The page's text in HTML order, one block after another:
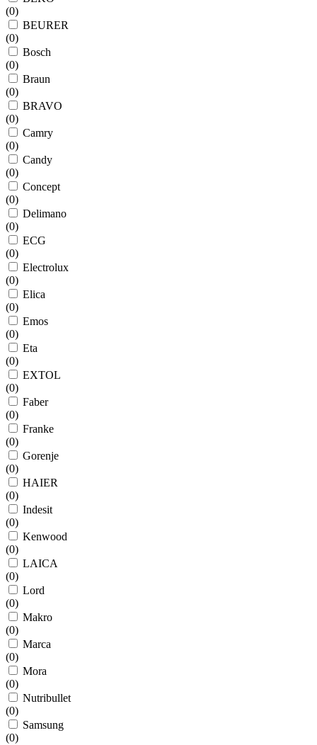
(0)
BEURER
(0)
Bosch
(0)
Braun
(0)
BRAVO
(0)
Camry
(0)
Candy
(0)
Concept
(0)
Delimano
(0)
ECG
(0)
Electrolux
(0)
Elica
(0)
Emos
(0)
Eta
(0)
EXTOL
(0)
Faber
(0)
Franke
(0)
Gorenje
(0)
HAIER
(0)
Indesit
(0)
Kenwood
(0)
LAICA
(0)
Lord
(0)
Makro
(0)
Marca
(0)
Mora
(0)
Nutribullet
(0)
Samsung
(0)